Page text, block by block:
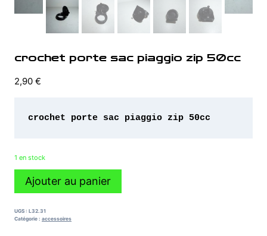
crochet porte sac piaggio zip 50cc
2,90 €
1 en stock
quantité
porte
sac
Ajouter au panier
UGS : L32.31
Catégorie : accessoires